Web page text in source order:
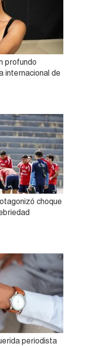
profundo
internacional de
choque
periodista